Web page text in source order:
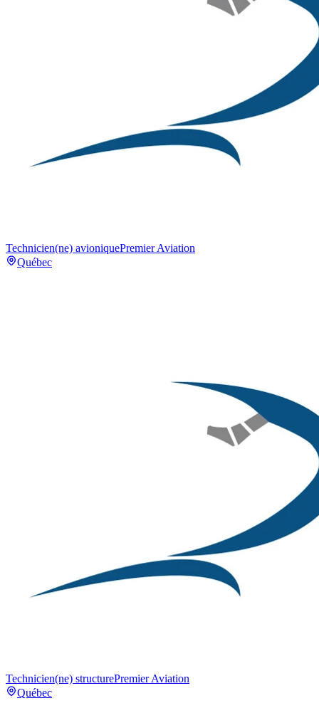
Technicien(ne) avioniquePremier Aviation
Québec
Technicien(ne) structurePremier Aviation
Québec